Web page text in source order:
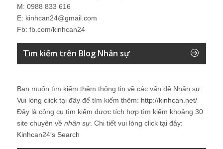
M: 0988 833 616
E: kinhcan24@gmail.com
Fb: fb.com/kinhcan24
Tìm kiếm trên Blog Nhân sự
Bạn muốn tìm kiếm thêm thông tin về các vấn đề Nhân sự.
Vui lòng click tại đây để tìm kiếm thêm: http://kinhcan.net/
Đây là công cụ tìm kiếm được tích hợp tìm kiếm khoảng 30
site chuyên về nhân sự. Chi tiết vui lòng click tại đây:
Kinhcan24′s Search